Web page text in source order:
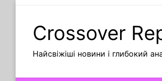
Crossover
Найсвіжіші новини і глибокий